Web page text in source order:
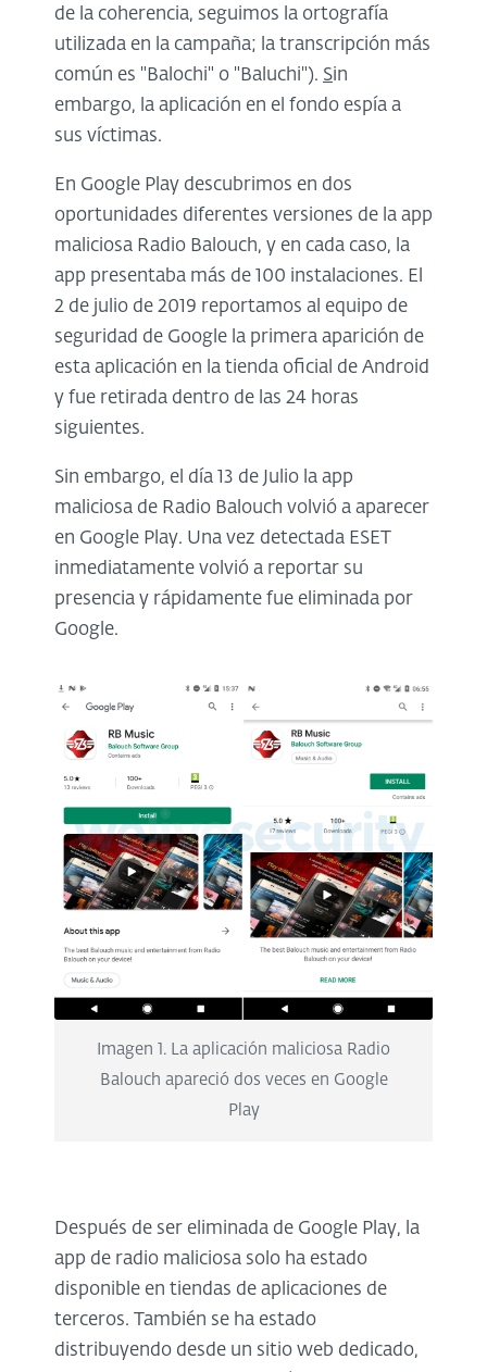
de la coherencia, seguimos la ortografía
utilizada en la campaña; la transcripción más
común es "Balochi" o "Baluchi"). Sin
embargo, la aplicación en el fondo espía a
sus víctimas.
En Google Play descubrimos en dos
oportunidades diferentes versiones de la app
maliciosa Radio Balouch, y en cada caso, la
app presentaba más de 100 instalaciones. El
2 de julio de 2019 reportamos al equipo de
seguridad de Google la primera aparición de
esta aplicación en la tienda oficial de Android
y fue retirada dentro de las 24 horas
siguientes.
Sin embargo, el día 13 de Julio la app
maliciosa de Radio Balouch volvió a aparecer
en Google Play. Una vez detectada ESET
inmediatamente volvió a reportar su
presencia y rápidamente fue eliminada por
Google.
Imagen 1. La aplicación maliciosa Radio
Balouch apareció dos veces en Google
Play
Después de ser eliminada de Google Play, la
app de radio maliciosa solo ha estado
disponible en tiendas de aplicaciones de
terceros. También se ha estado
distribuyendo desde un sitio web dedicado,